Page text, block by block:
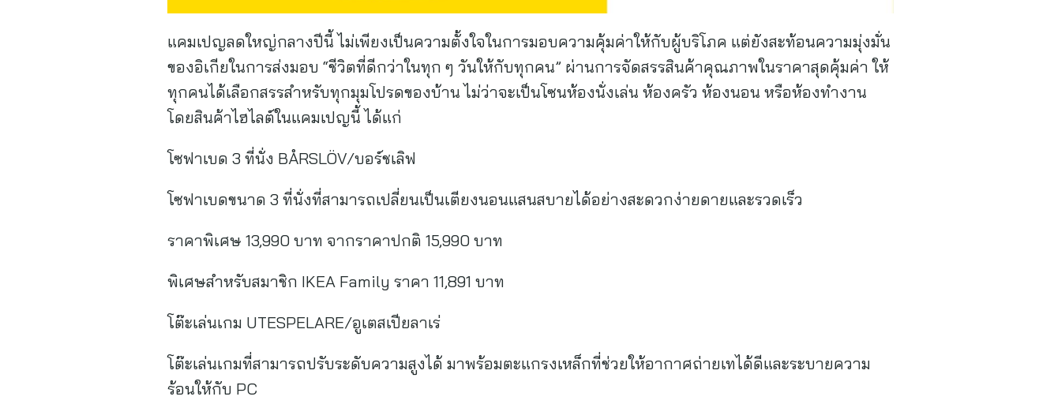
แคมเปญลดใหญ่กลางปีนี้ ไม่เพียงเป็นความตั้งใจในการมอบความคุ้มค่าให้กับผู้บริโภค แต่ยังสะท้อนความมุ่งมั่น
ของอิเกียในการส่งมอบ “ชีวิตที่ดีกว่าในทุก ๆ วันให้กับทุกคน” ผ่านการจัดสรรสินค้าคุณภาพในราคาสุดคุ้มค่า ให้
ทุกคนได้เลือกสรรสำหรับทุกมุมโปรดของบ้าน ไม่ว่าจะเป็นโซนห้องนั่งเล่น ห้องครัว ห้องนอน หรือห้องทำงาน
โดยสินค้าไฮไลต์ในแคมเปญนี้ ได้แก่
โซฟาเบด 3 ที่นั่ง BÅRSLÖV/บอร์ชเลิฟ
โซฟาเบดขนาด 3 ที่นั่งที่สามารถเปลี่ยนเป็นเตียงนอนแสนสบายได้อย่างสะดวกง่ายดายและรวดเร็ว
ราคาพิเศษ 13,990 บาท จากราคาปกติ 15,990 บาท
พิเศษสำหรับสมาชิก IKEA Family ราคา 11,891 บาท
โต๊ะเล่นเกม UTESPELARE/อูเตสเปียลาเร่
โต๊ะเล่นเกมที่สามารถปรับระดับความสูงได้ มาพร้อมตะแกรงเหล็กที่ช่วยให้อากาศถ่ายเทได้ดีและระบายความ
ร้อนให้กับ PC